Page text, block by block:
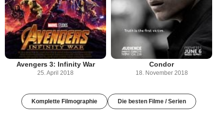
Avengers 3: Infinity War
25. April 2018
Condor
18. November 2018
Komplette Filmographie Die besten Filme / Serien